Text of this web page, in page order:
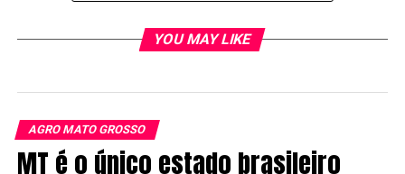
Após o credenciamento, a Coordenadoria de Fauna e
Recursos Pesqueiros da Sema fará a seleção e
multidisciplinares. De acordo com a Instrução
se cadastrar pessoas físicas com idade igual ou superior
a 18 anos e jurídicas. O formulário pode ser
YOU MAY LIKE
AGRO MATO GROSSO
MT é o único estado brasileiro